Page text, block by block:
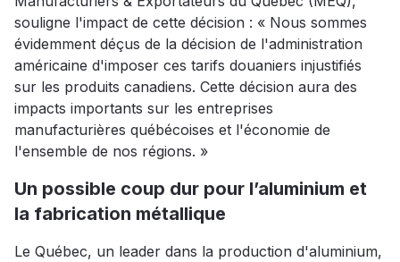
souligne l'impact de cette décision : « Nous sommes
évidemment déçus de la décision de l'administration
américaine d'imposer ces tarifs douaniers injustifiés
sur les produits canadiens. Cette décision aura des
impacts importants sur les entreprises
manufacturières québécoises et l'économie de
l'ensemble de nos régions. »
Un possible coup dur pour l’aluminium et
la fabrication métallique
Le Québec, un leader dans la production d'aluminium,